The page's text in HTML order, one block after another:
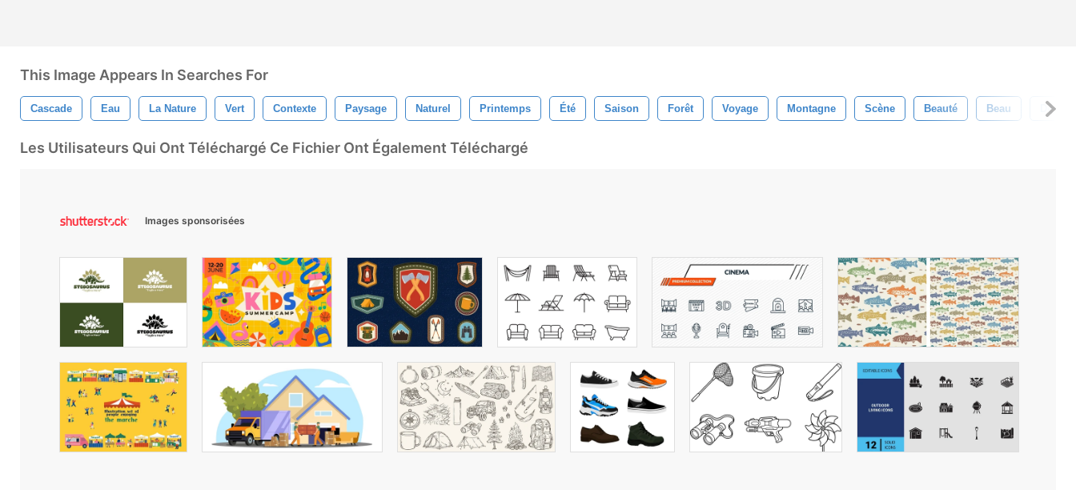
This Image Appears In Searches For
Cascade Eau La Nature Vert Contexte Paysage Naturel Printemps Été Saison Forêt Voyage Montagne Scène Beauté Beau De
Les Utilisateurs Qui Ont Téléchargé Ce Fichier Ont Également Téléchargé
Images sponsorisées